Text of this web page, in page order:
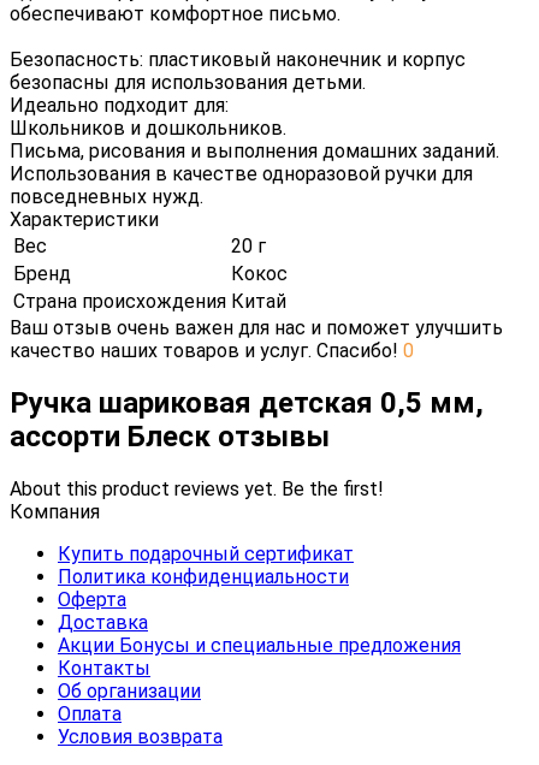
обеспечивают комфортное письмо.
Безопасность: пластиковый наконечник и корпус
безопасны для использования детьми.
Идеально подходит для:
Школьников и дошкольников.
Письма, рисования и выполнения домашних заданий.
Использования в качестве одноразовой ручки для
повседневных нужд.
Характеристики
Вес
20 г
Бренд
Кокос
Страна происхождения Китай
Ваш отзыв очень важен для нас и поможет улучшить
качество наших товаров и услуг. Спасибо! 0
Ручка шариковая детская 0,5 мм,
ассорти Блеск отзывы
About this product reviews yet. Be the first!
Компания
Купить подарочный сертификат
Политика конфиденциальности
Оферта
Доставка
Акции Бонусы и специальные предложения
Контакты
Об организации
Оплата
Условия возврата